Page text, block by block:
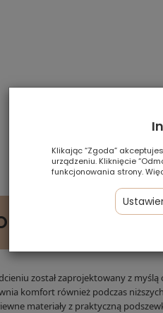
– OLIWKOWA
został zaprojektowany z
komfort również podczas
materiały z praktyczną
Klikając “Zgoda”
urządzeniu. Kliknięcie
funkcjonowania strony.